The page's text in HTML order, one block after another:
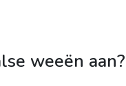
weeën aan?